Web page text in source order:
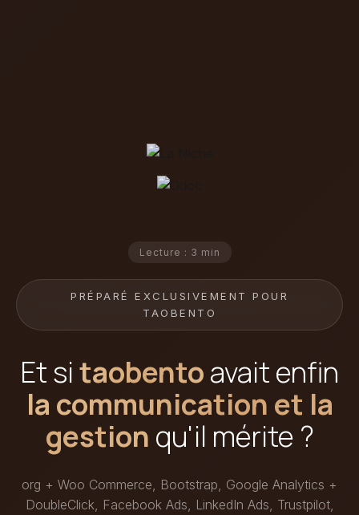
Lecture : 3 min
PRÉPARÉ EXCLUSIVEMENT POUR
TAOBENTO
Et sitaobentoavait enfin
la communication et la
gestion qu'il mérite ?
org + Woo Commerce, Bootstrap, Google Analytics +
DoubleClick, Facebook Ads, LinkedIn Ads, Trustpilot,